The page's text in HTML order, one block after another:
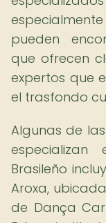
pueden
que ofrecen
expertos que
el trasfondo
Algunas de
Brasileño
Aroxa,
de Dança